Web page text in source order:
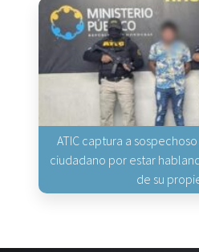
ATIC captura a
ciudadano por estar
de su